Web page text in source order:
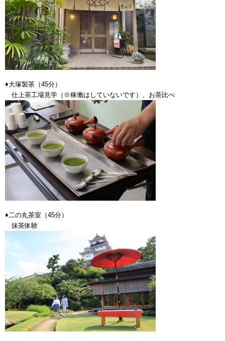
♦大塚製茶（45分）
仕上茶工場見学（※稼働はしていないです）、お茶比べ
♦二の丸茶室（45分）
抹茶体験